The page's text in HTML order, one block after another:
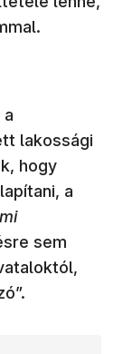
lakossági
hogy
a
sem